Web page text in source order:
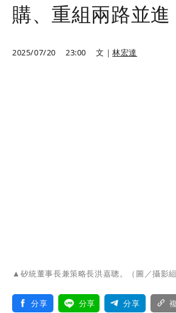
購、重組兩路並
2025/07/20 23:00 文｜林宏達
▲矽統董事長兼策略長洪嘉聰。（圖／攝影組
分享 分享 分享